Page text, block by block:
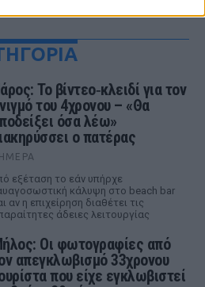
Το βίντεο‑κλειδί για τον
του 4χρονου – «Θα
όσα λέω»
ο πατέρας
εξέταση το εάν υπήρχε
κάλυψη στο beach bar
αν η επιχείρηση διαθέτει τις
άδειες λειτουργίας
Οι φωτογραφίες από
απεγκλωβισμό 33χρονου
που είχε εγκλωβιστεί